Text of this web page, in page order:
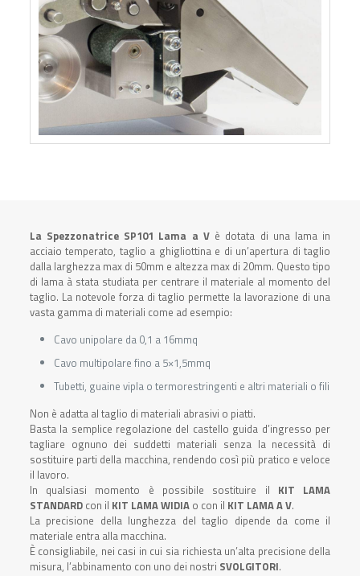
La Spezzonatrice SP101 Lama a Vè dotata di una lama in
acciaio temperato, taglio a ghigliottina e di un’apertura di taglio
dalla larghezza max di 50mm e altezza max di 20mm. Questo tipo
di lama à stata studiata per centrare il materiale al momento del
taglio. La notevole forza di taglio permette la lavorazione di una
vasta gamma di materiali come ad esempio:
Cavo unipolare da 0,1 a 16mmq
Cavo multipolare fino a 5×1,5mmq
Tubetti, guaine vipla o termorestringenti e altri materiali o fili
Non è adatta al taglio di materiali abrasivi o piatti.
Basta la semplice regolazione del castello guida d’ingresso per
tagliare ognuno dei suddetti materiali senza la necessità di
sostituire parti della macchina, rendendo così più pratico e veloce
il lavoro.
In qualsiasi momento è possibile sostituire il KIT LAMA
STANDARDcon il KIT LAMA WIDIAo con il KIT LAMA A V.
La precisione della lunghezza del taglio dipende da come il
materiale entra alla macchina.
È consigliabile, nei casi in cui sia richiesta un’alta precisione della
misura, l’abbinamento con uno dei nostri SVOLGITORI.